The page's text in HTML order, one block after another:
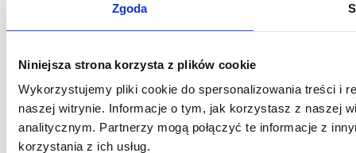
Zgoda
Niniejsza strona korzysta z plików cookie
Wykorzystujemy pliki cookie do spersonalizowania treści i
naszej witrynie. Informacje o tym, jak korzystasz z naszej
analitycznym. Partnerzy mogą połączyć te informacje z
korzystania z ich usług.